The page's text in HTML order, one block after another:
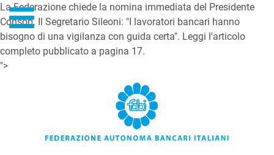
La Federazione chiede la nomina immediata del Presidente
Consob. Il Segretario Sileoni: "I lavoratori bancari hanno
bisogno di una vigilanza con guida certa". Leggi l'articolo
completo pubblicato a pagina 17.
">